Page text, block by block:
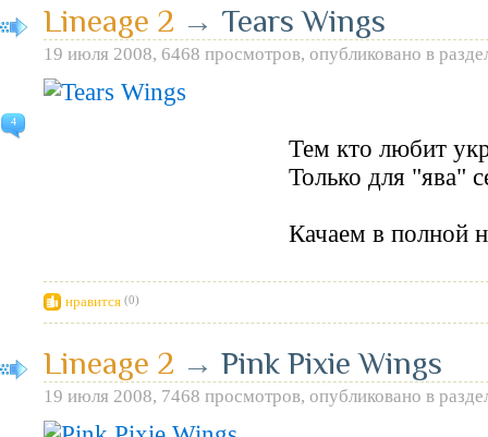
4
Lineage 2 → Tears Wings
19 июля 2008, 6468 просмотров, опубликовано в
Тем кто любит
Только для "ява"
Качаем в полной
нравится (0)
Lineage 2 → Pink Pixie Wings
19 июля 2008, 7468 просмотров, опубликовано в